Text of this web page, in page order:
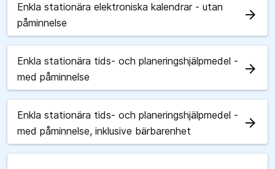
Enkla stationära elektroniska kalendrar - utan
påminnelse
arrow_forward
Enkla stationära tids- och planeringshjälpmedel -
med påminnelse
arrow_forward
Enkla stationära tids- och planeringshjälpmedel -
med påminnelse, inklusive bärbarenhet
arrow_forward